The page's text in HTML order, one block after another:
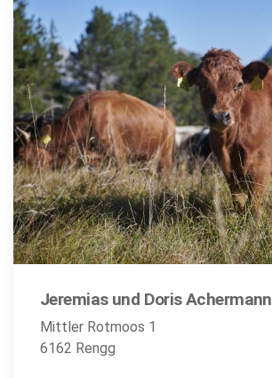
Jeremias und Doris Achermann
Mittler Rotmoos 1
6162 Rengg